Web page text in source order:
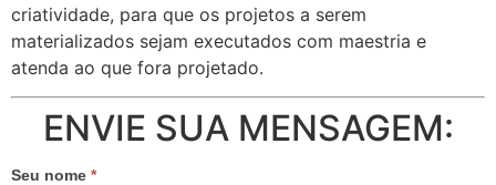
criatividade, para que os projetos a serem
materializados sejam executados com maestria e
atenda ao que fora projetado.
ENVIE SUA MENSAGEM:
Seu nome *